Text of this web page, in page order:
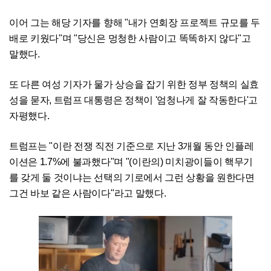
이어 그는 해당 기자를 향해 "내가 연회장 프로젝트 규모를 두
배로 키웠다"며 "당신은 멍청한 사람이고 똑똑하지 않다"고
말했다.
또 다른 여성 기자가 물가 상승을 잡기 위한 정부 정책의 실효
성을 묻자, 트럼프 대통령은 정책이 '엄청나게 잘 작동한다'고
자평했다.
트럼프는 "이란 전쟁 직전 기준으로 지난 3개월 동안 인플레
이션은 1.7%에 불과했다"며 "(이란의) 미치광이들이 핵무기
를 갖게 둘 것이냐는 선택의 기로에서 그런 상황을 원한다면
그건 바보 같은 사람이다"라고 말했다.